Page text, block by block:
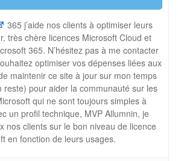
365 j’aide nos clients à optimiser leurs
très chère licences Microsoft Cloud et
365. N’hésitez pas à me contacter
optimiser vos dépenses liées aux
maintenir ce site à jour sur mon temps
reste) pour aider la communauté sur les
qui ne sont toujours simples à
un profil technique, MVP Allumnin, je
nos clients sur le bon niveau de licence
en fonction de leurs usages.